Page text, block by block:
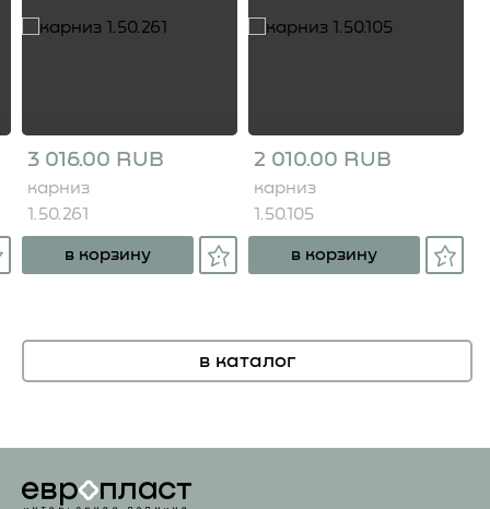
3 016.00 RUB
карниз
1.50.261
в корзину
2 010.00 RUB
карниз
1.50.105
в корзину
в каталог